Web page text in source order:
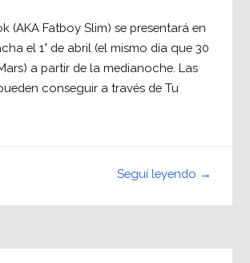
(AKA Fatboy Slim) se presentará en
el 1° de abril (el mismo día que 30
a partir de la medianoche. Las
conseguir a través de Tu
Seguí leyendo →